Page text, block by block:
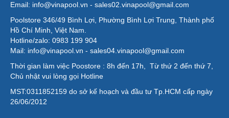
Email: info@vinapool.vn - sales02.vinapool@gmail.com
Poolstore 346/49 Bình Lợi, Phường Bình Lợi Trung, Thành phố
Hồ Chí Minh, Việt Nam.
Hotline/zalo: 0983 199 904
Mail: info@vinapool.vn - sales04.vinapool@gmail.com
Thời gian làm việc Poostore : 8h đến 17h, Từ thứ 2 đến thứ 7,
Chủ nhật vui lòng gọi Hotline
MST:0311852159 do sở kế hoạch và đầu tư Tp.HCM cấp ngày
26/06/2012